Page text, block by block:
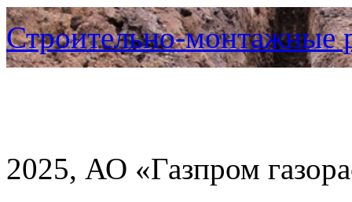
Строительно-монтажные
2025, АО «Газпром